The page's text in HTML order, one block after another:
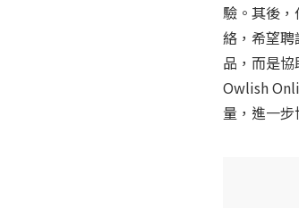
驗。其後
絡，希望
品，而是
Owlish
量，進一